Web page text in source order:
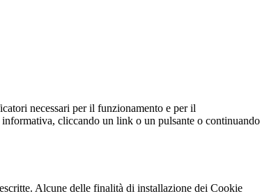
necessari per il funzionamento e per il
cliccando un link o un pulsante o continuando
Alcune delle finalità di installazione dei Cookie